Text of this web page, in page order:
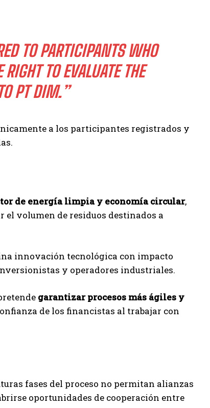
TO PARTICIPANTS WHO
TO EVALUATE THE
PT DIM.”
a los participantes registrados y
de energía limpia y economía circular,
el volumen de residuos destinados a
innovación tecnológica con impacto
y operadores industriales.
garantizar procesos más ágiles y
de los financistas al trabajar con
fases del proceso no permitan alianzas
oportunidades de cooperación entre